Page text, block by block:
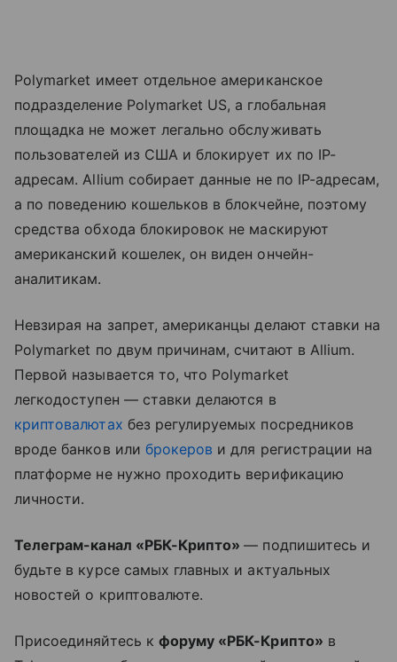
Polymarket имеет отдельное американское
подразделение Polymarket US, а глобальная
площадка не может легально обслуживать
пользователей из США и блокирует их по IP-
адресам. Allium собирает данные не по IP-адресам,
а по поведению кошельков в блокчейне, поэтому
средства обхода блокировок не маскируют
американский кошелек, он виден ончейн-
аналитикам.
Невзирая на запрет, американцы делают ставки на
Polymarket по двум причинам, считают в Allium.
Первой называется то, что Polymarket
легкодоступен — ставки делаются в
криптовалютах без регулируемых посредников
вроде банков или брокеров и для регистрации на
платформе не нужно проходить верификацию
личности.
Телеграм-канал «РБК-Крипто»— подпишитесь и
будьте в курсе самых главных и актуальных
новостей о криптовалюте.
Присоединяйтесь к форуму «РБК-Крипто» в